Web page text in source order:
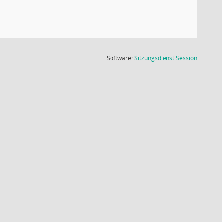
Software:SitzungsdienstSession(Wird in